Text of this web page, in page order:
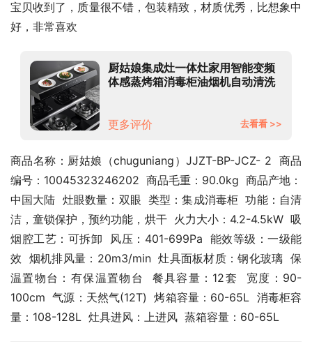
宝贝收到了，质量很不错，包装精致，材质优秀，比想象中
好，非常喜欢
厨姑娘集成灶一体灶家用智能变频
体感蒸烤箱消毒柜油烟机自动清洗
更多评价
去看看 >>
商品名称：厨姑娘（chuguniang）JJZT-BP-JCZ- 2  商品
编号：10045323246202  商品毛重：90.0kg  商品产地：
中国大陆  灶眼数量：双眼  类型：集成消毒柜  功能：自清
洁，童锁保护，预约功能，烘干  火力大小：4.2-4.5kW  吸
烟腔工艺：可拆卸  风压：401-699Pa  能效等级：一级能
效  烟机排风量：20m3/min  灶具面板材质：钢化玻璃  保
温置物台：有保温置物台  餐具容量：12套  宽度：90-
100cm  气源：天然气(12T)  烤箱容量：60-65L  消毒柜容
量：108-128L  灶具进风：上进风  蒸箱容量：60-65L